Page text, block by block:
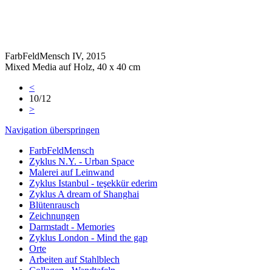
FarbFeldMensch IV, 2015
Mixed Media auf Holz, 40 x 40 cm
<
10/12
>
Navigation überspringen
FarbFeldMensch
Zyklus N.Y. - Urban Space
Malerei auf Leinwand
Zyklus Istanbul - teşekkür ederim
Zyklus A dream of Shanghai
Blütenrausch
Zeichnungen
Darmstadt - Memories
Zyklus London - Mind the gap
Orte
Arbeiten auf Stahlblech